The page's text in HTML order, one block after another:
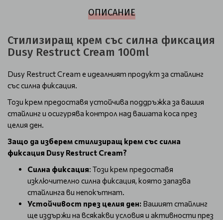
ОПИСАНИЕ
Стилизиращ крем със силна фиксация
Dusy Restruct Cream 100ml
Dusy Restruct Cream е идеалният продукт за стайлинг
със силна фиксация.
Този крем предоставя устойчива поддръжка за вашия
стайлинг и осигурява контрол над вашата коса през
целия ден.
Защо да изберем стилизиращ крем със силна
фиксация Dusy Restruct Cream?
Силна фиксация: Този крем предоставя
изключително силна фиксация, която запазва
стайлинга ви непокътнат.
Устойчивост през целия ден: Вашият стайлинг
ще издържи на всякакви условия и активности през